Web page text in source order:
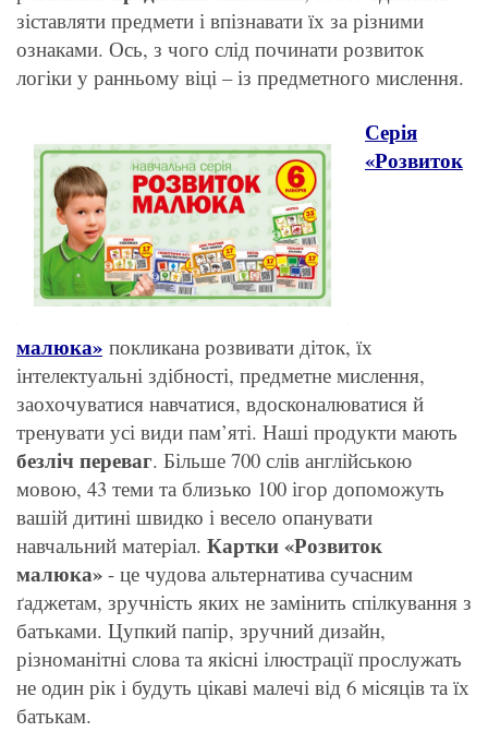
зіставляти предмети і впізнавати їх за різними
ознаками. Ось, з чого слід починати розвиток
логіки у ранньому віці – із предметного мислення.
Серія
«Розвиток
малюка» покликана розвивати діток, їх
інтелектуальні здібності, предметне мислення,
заохочуватися навчатися, вдосконалюватися й
тренувати усі види пам’яті. Наші продукти мають
безліч переваг. Більше 700 слів англійською
мовою, 43 теми та близько 100 ігор допоможуть
вашій дитині швидко і весело опанувати
навчальний матеріал. Картки «Розвиток
малюка» - це чудова альтернатива сучасним
ґаджетам, зручність яких не замінить спілкування з
батьками. Цупкий папір, зручний дизайн,
різноманітні слова та якісні ілюстрації прослужать
не один рік і будуть цікаві малечі від 6 місяців та їх
батькам.